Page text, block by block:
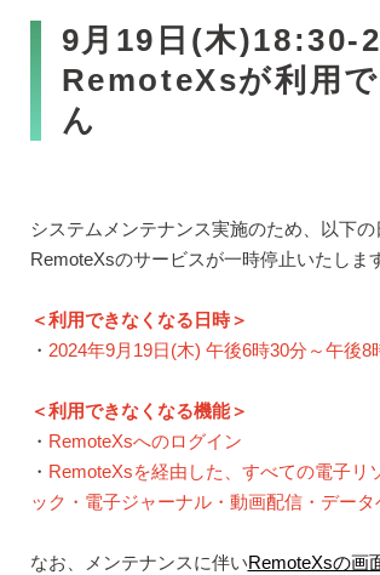
9月19日(木
RemoteXsが利用
ん
システムメンテナンス実施のため、以下の
RemoteXsのサービスが一時停止いたしま
＜利用できなくなる日時＞
・ 2024年9月19日(木) 午後6時30分～午後8
＜利用できなくなる機能＞
・ RemoteXsへのログイン
・ RemoteXsを経由した、すべての電子リ
ック・電子ジャーナル・動画配信・デー
なお、メンテナンスに伴いRemoteXsの画